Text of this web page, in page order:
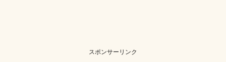
スポンサーリンク